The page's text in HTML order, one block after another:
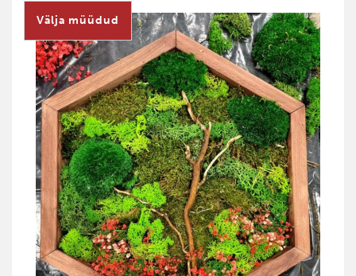
Välja müüdud